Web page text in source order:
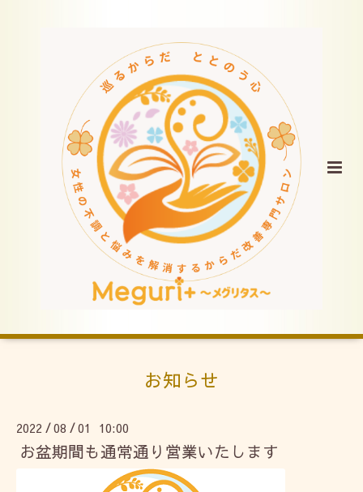
お知らせ
2022 /08 /01 10:00
お盆期間も通常通り営業いたします